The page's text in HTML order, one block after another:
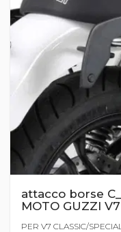
attacco borse
MOTO GUZZI
PER V7 CLASSIC/